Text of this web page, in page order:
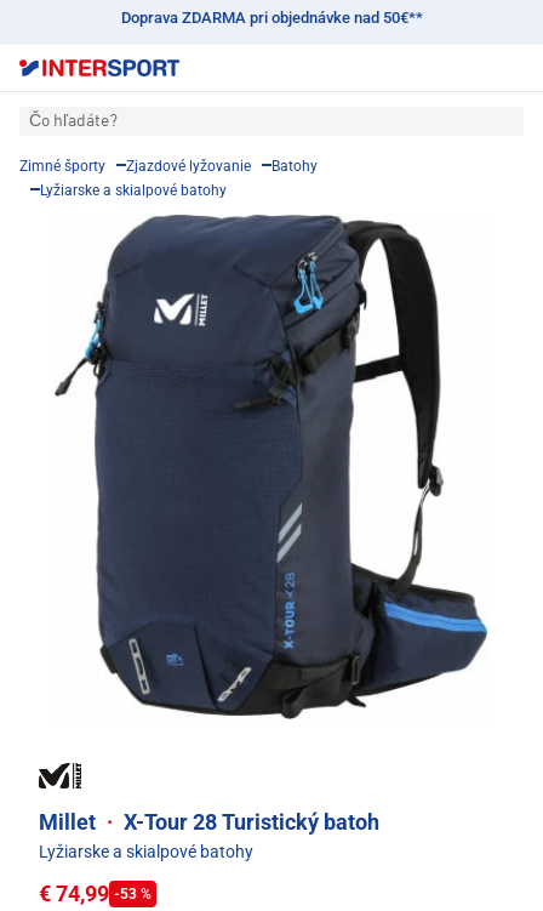
Doprava ZDARMA pri objednávke nad 50€**
Čo hľadáte?
Zimné športy Zjazdové lyžovanie
Batohy
Lyžiarske a skialpové batohy
Millet · X-Tour 28 Turistický batoh
Lyžiarske a skialpové batohy
€ 74,99 -53 %